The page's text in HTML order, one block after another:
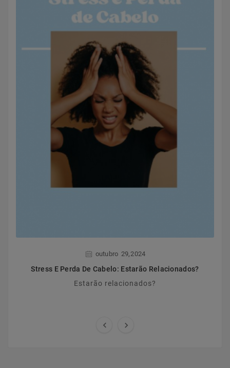
outubro 29, 2024
Stress E Perda De Cabelo: Estarão Relacionados?
Estarão relacionados?
 